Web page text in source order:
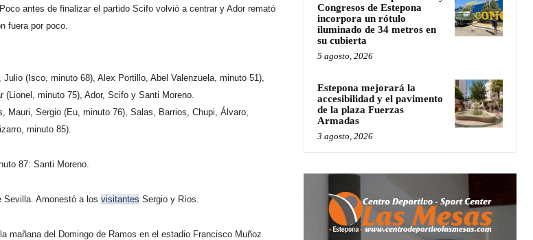
antes de finalizar el partido Scifo volvió a centrar y Ador remató
fuera por poco.
(Isco, minuto 68), Alex Portillo, Abel Valenzuela, minuto 51),
minuto 75), Ador, Scifo y Santi Moreno.
Mauri, Sergio (Eu, minuto 76), Salas, Barrios, Chupi, Álvaro,
minuto 85).
87: Santi Moreno.
Sevilla. Amonestó a los visitantes Sergio y Ríos.
mañana del Domingo de Ramos en el estadio Francisco Muñoz
Congresos de Estepona
incorpora un rótulo
iluminado de 34 metros en
su cubierta
5 agosto, 2026
Estepona mejorará la
accesibilidad y el pavimento
de la plaza Fuerzas
Armadas
3 agosto, 2026